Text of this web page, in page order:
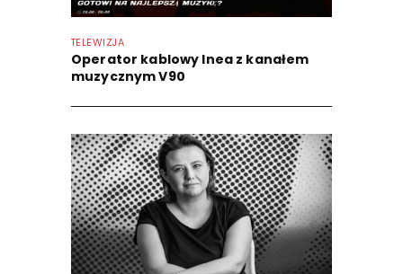
TELEWIZJA
Operator kablowy Inea z kanałem
muzycznym V90